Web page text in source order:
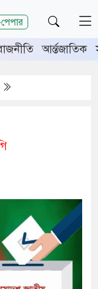
আর্ন্তজাতিক